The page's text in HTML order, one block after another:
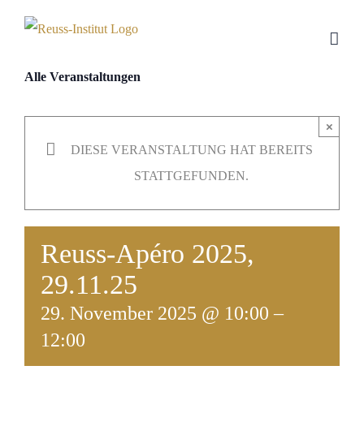
Alle Veranstaltungen
DIESE VERANSTALTUNG HAT BEREITS
STATTGEFUNDEN.
×
Reuss-Apéro 2025,
29.11.25
29. November 2025 @ 10:00 –
12:00